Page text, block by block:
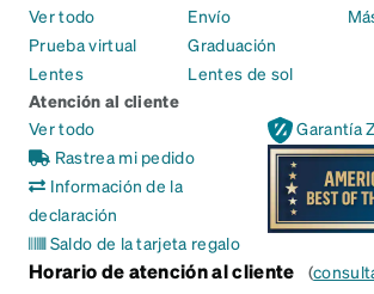
Ver todo
Prueba virtual
Lentes
Envío
Graduación
Lentes de sol
Atención al cliente
Ver todo
Rastrea mi pedido
Información de la
declaración
Saldo de la tarjeta regalo
Garantía
Horario de atención al cliente (